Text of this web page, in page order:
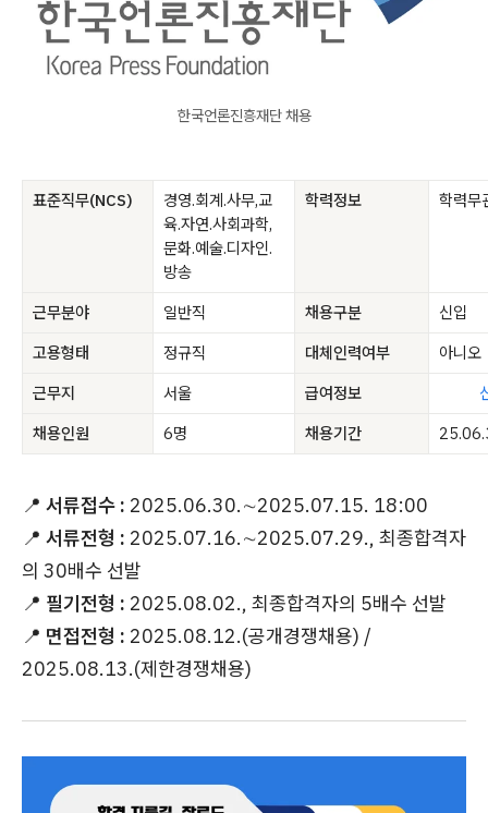
한국언론진흥재단 채용
표준직무(NCS)
경영.회계.사무,교
육.자연.사회과학,
문화.예술.디자인.
방송
학력정보 학력무
근무분야 일반직 채용구분
신입
고용형태
정규직 대체인력여부
아니오
근무지
서울 급여정보
채용인원
6명 채용기간
📍 서류접수 : 2025.06.30.∼2025.07.15. 18:00
📍 서류전형 : 2025.07.16.∼2025.07.29., 최종합격자
의 30배수 선발
📍 필기전형 : 2025.08.02., 최종합격자의 5배수 선발
📍 면접전형 : 2025.08.12.(공개경쟁채용) /
2025.08.13.(제한경쟁채용)